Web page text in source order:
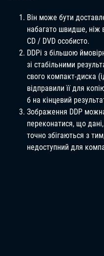
Він може бути
набагато швидше, ніж
CD / DVD особисто.
DDPi з більшою
зі стабільними
свого компакт-диска
відправили її для
б на кінцевий
Зображення DDP
переконатися, що
точно збігаються з
недоступний для